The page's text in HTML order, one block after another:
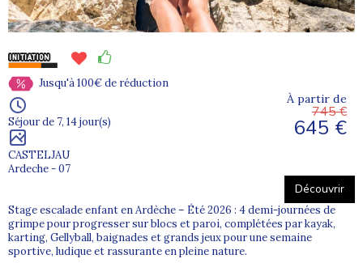
Jusqu'à 100€ de réduction
Séjour de 7, 14 jour(s)
CASTELJAU
Ardeche - 07
À partir de
745 €
645 €
Découvrir
Stage escalade enfant en Ardèche – Été 2026 : 4 demi-journées de
grimpe pour progresser sur blocs et paroi, complétées par kayak,
karting, Gellyball, baignades et grands jeux pour une semaine
sportive, ludique et rassurante en pleine nature.